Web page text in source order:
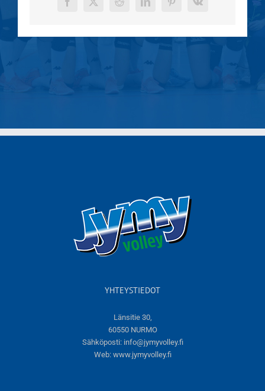
Facebook
X RedditLinkedInPinterest
Vk
YHTEYSTIEDOT
Länsitie 30,
60550 NURMO
Sähköposti: info@jymyvolley.fi
Web: www.jymyvolley.fi